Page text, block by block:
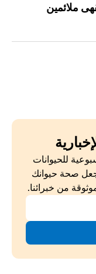
ملائمين
من خبرائنا.